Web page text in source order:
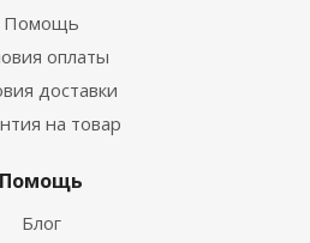
Помощь
оплаты
доставки
на товар
Помощь
Блог